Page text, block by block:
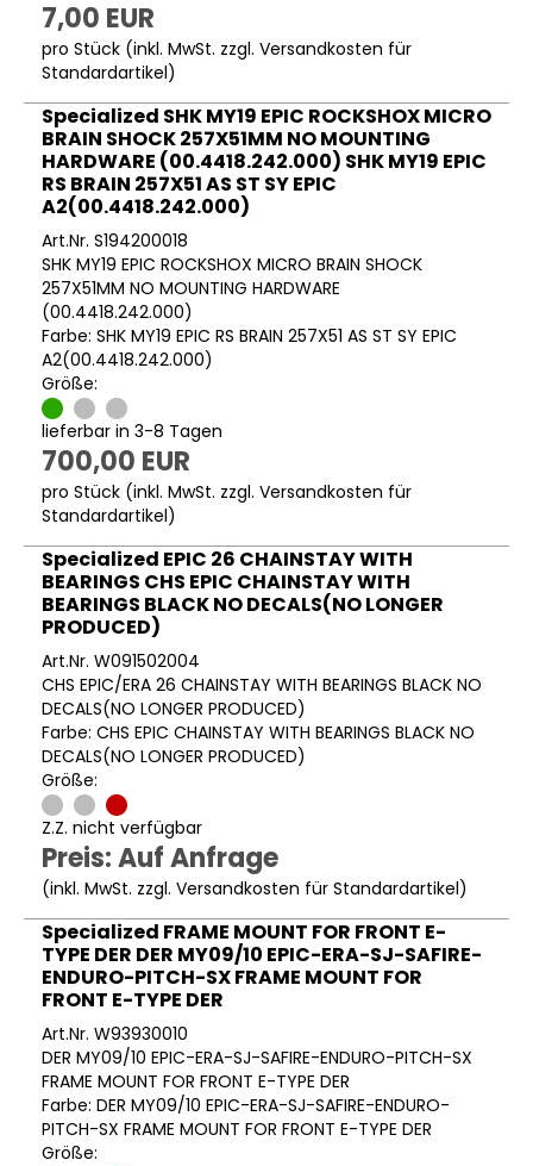
7,00 EUR
pro Stück (inkl. MwSt. zzgl. Versandkosten für
Standardartikel)
Specialized SHK MY19 EPIC ROCKSHOX MICRO
BRAIN SHOCK 257X51MM NO MOUNTING
HARDWARE (00.4418.242.000) SHK MY19 EPIC
RS BRAIN 257X51 AS ST SY EPIC
A2(00.4418.242.000)
Art.Nr. S194200018
SHK MY19 EPIC ROCKSHOX MICRO BRAIN SHOCK
257X51MM NO MOUNTING HARDWARE
(00.4418.242.000)
Farbe: SHK MY19 EPIC RS BRAIN 257X51 AS ST SY EPIC
A2(00.4418.242.000)
Größe:
lieferbar in 3-8 Tagen
700,00 EUR
pro Stück (inkl. MwSt. zzgl. Versandkosten für
Standardartikel)
Specialized EPIC 26 CHAINSTAY WITH
BEARINGS CHS EPIC CHAINSTAY WITH
BEARINGS BLACK NO DECALS(NO LONGER
PRODUCED)
Art.Nr. W091502004
CHS EPIC/ERA 26 CHAINSTAY WITH BEARINGS BLACK NO
DECALS(NO LONGER PRODUCED)
Farbe: CHS EPIC CHAINSTAY WITH BEARINGS BLACK NO
DECALS(NO LONGER PRODUCED)
Größe:
Z.Z. nicht verfügbar
Preis: Auf Anfrage
(inkl. MwSt. zzgl. Versandkosten für Standardartikel)
Specialized FRAME MOUNT FOR FRONT E-
TYPE DER DER MY09/10 EPIC-ERA-SJ-SAFIRE-
ENDURO-PITCH-SX FRAME MOUNT FOR
FRONT E-TYPE DER
Art.Nr. W93930010
DER MY09/10 EPIC-ERA-SJ-SAFIRE-ENDURO-PITCH-SX
FRAME MOUNT FOR FRONT E-TYPE DER
Farbe: DER MY09/10 EPIC-ERA-SJ-SAFIRE-ENDURO-
PITCH-SX FRAME MOUNT FOR FRONT E-TYPE DER
Größe: